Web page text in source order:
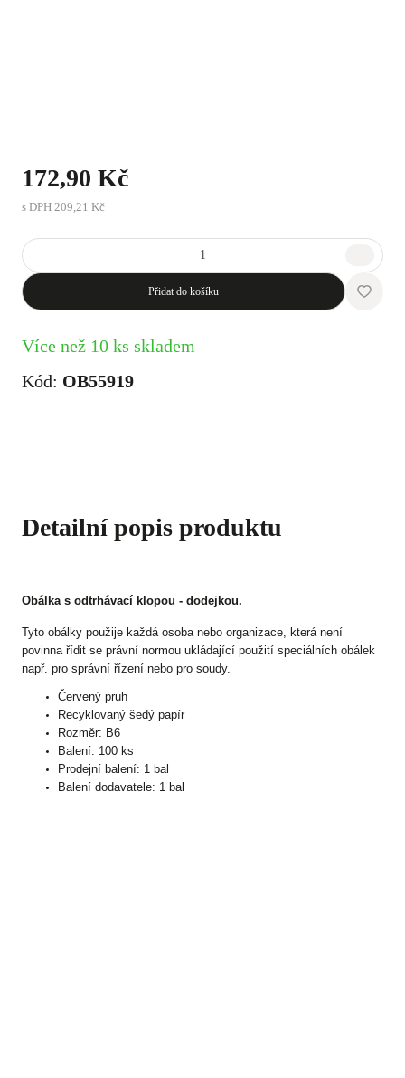
172,90 Kč
s DPH 209,21 Kč
Přidat do košíku
Více než 10 ks skladem
Kód: OB55919
Detailní popis produktu
Obálka s odtrhávací klopou - dodejkou.
Tyto obálky použije každá osoba nebo organizace, která není
povinna řídit se právní normou ukládající použití speciálních obálek
např. pro správní řízení nebo pro soudy.
Červený pruh
Recyklovaný šedý papír
Rozměr: B6
Balení: 100 ks
Prodejní balení: 1 bal
Balení dodavatele: 1 bal